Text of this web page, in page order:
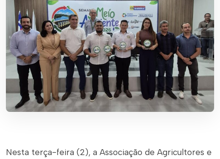
Nesta terça-feira (2), a Associação de Agricultores e